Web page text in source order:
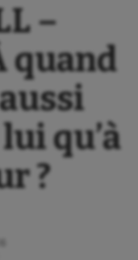
–
quand
qu’à
?